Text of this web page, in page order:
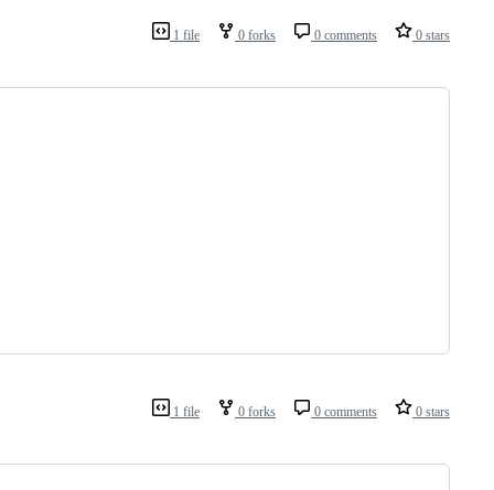
1 file 0 forks 0 comments 0 stars
1 file 0 forks 0 comments 0 stars